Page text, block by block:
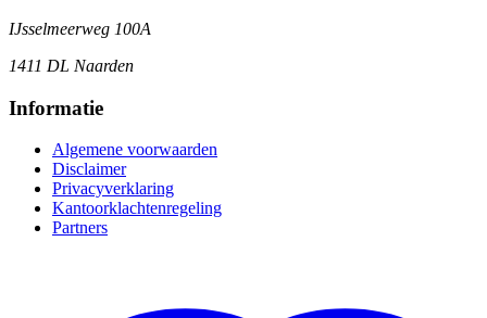
IJsselmeerweg 100A
1411 DL Naarden
Informatie
Algemene voorwaarden
Disclaimer
Privacyverklaring
Kantoorklachtenregeling
Partners